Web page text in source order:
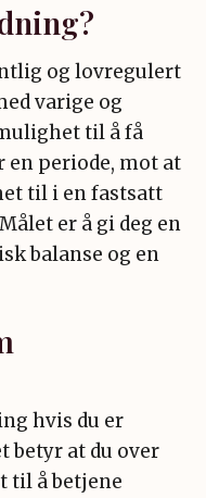
og lovregulert
varige og
til å få
en periode, mot at
til i en fastsatt
er å gi deg en
balanse og en
hvis du er
betyr at du over
til å betjene